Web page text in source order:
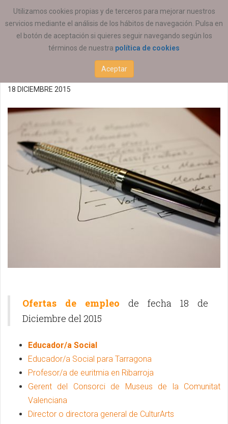
Utilizamos cookies propias y de terceros para mejorar nuestros
servicios mediante el análisis de los hábitos de navegación. Pulsa en
el botón de aceptación si quieres seguir navegando según los
términos de nuestra política de cookies
Aceptar
ESTÁ AQUÍ: EMPLEO OFERTAS DE EMPLEO
Ofertas de empleo
18 DICIEMBRE 2015
Ofertas de empleo de fecha 18 de
Diciembre del 2015
Educador/a Social
Educador/a Social para Tarragona
Profesor/a de euritmia en Ribarroja
Gerent del Consorci de Museus de la Comunitat
Valenciana
Director o directora general de CulturArts